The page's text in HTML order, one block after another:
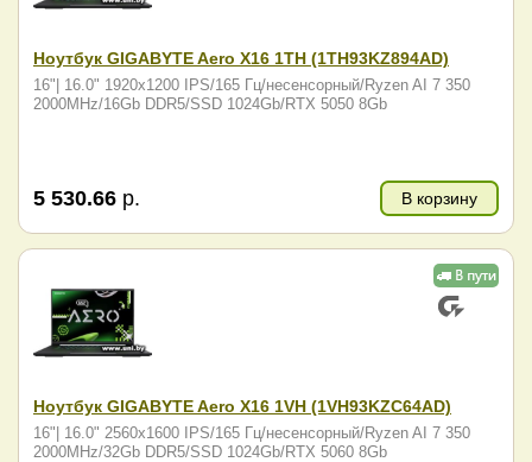
Ноутбук GIGABYTE Aero X16 1TH (1TH93KZ894AD)
16"| 16.0" 1920x1200 IPS/165 Гц/несенсорный/Ryzen AI 7 350
2000MHz/16Gb DDR5/SSD 1024Gb/RTX 5050 8Gb
5 530.66 р. В корзину
Ноутбук GIGABYTE Aero X16 1VH (1VH93KZC64AD)
16"| 16.0" 2560x1600 IPS/165 Гц/несенсорный/Ryzen AI 7 350
2000MHz/32Gb DDR5/SSD 1024Gb/RTX 5060 8Gb